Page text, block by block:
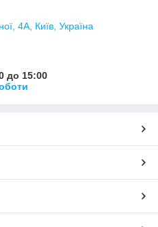
4А, Київ, Україна
до 15:00